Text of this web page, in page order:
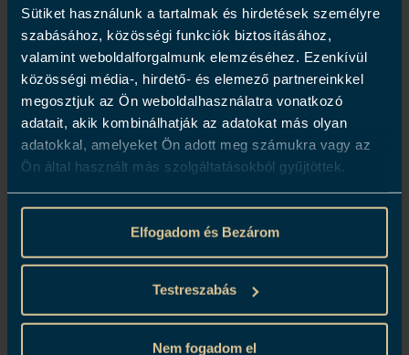
Sütiket használunk a tartalmak és hirdetések személyre
szabásához, közösségi funkciók biztosításához,
valamint weboldalforgalmunk elemzéséhez. Ezenkívül
közösségi média-, hirdető- és elemező partnereinkkel
megosztjuk az Ön weboldalhasználatra vonatkozó
adatait, akik kombinálhatják az adatokat más olyan
adatokkal, amelyeket Ön adott meg számukra vagy az
Ön által használt más szolgáltatásokból gyűjtöttek.
Elfogadom és Bezárom
Testreszabás
Nem fogadom el
A BiBo Budapest, a világhírű Dani García
étteremláncnak a legkülönlegesebb
gyöngyszeme. A belváros közepén, a Dorothea
Hotel tetején kap helyet ez az egyedülálló
rooftop étterem, amely páratlan panorámával és
exkluzív környezettel várja vendégeit.
gasztronómiai utazást kínál, amely során a
budapesti étterem vendégei felfedezhetik a
legizgalmasabb spanyol ízek és a magyar
konyha esszenciájának tökéletes ötvözetét.